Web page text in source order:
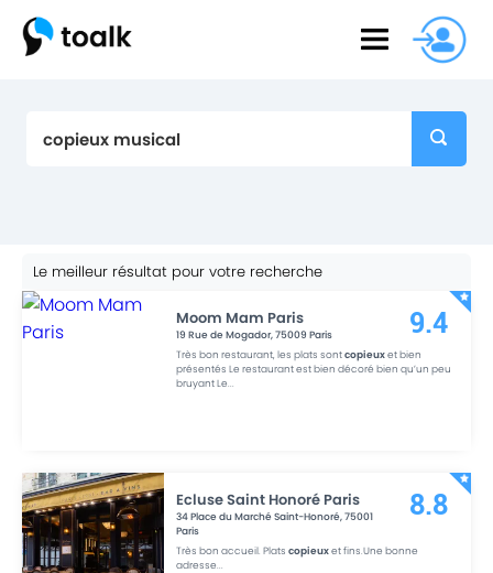
Le meilleur résultat pour votre recherche
Moom Mam Paris
19 Rue de Mogador,75009 Paris
Très bon restaurant, les plats sontcopieuxet bien
présentés Le restaurant est bien décoré bien qu’un peu
bruyant Le...
9.4
Ecluse Saint Honoré Paris
34 Place du Marché Saint-Honoré,75001
Paris
Très bon accueil. Platscopieuxet fins.Une bonne
adresse...
8.8